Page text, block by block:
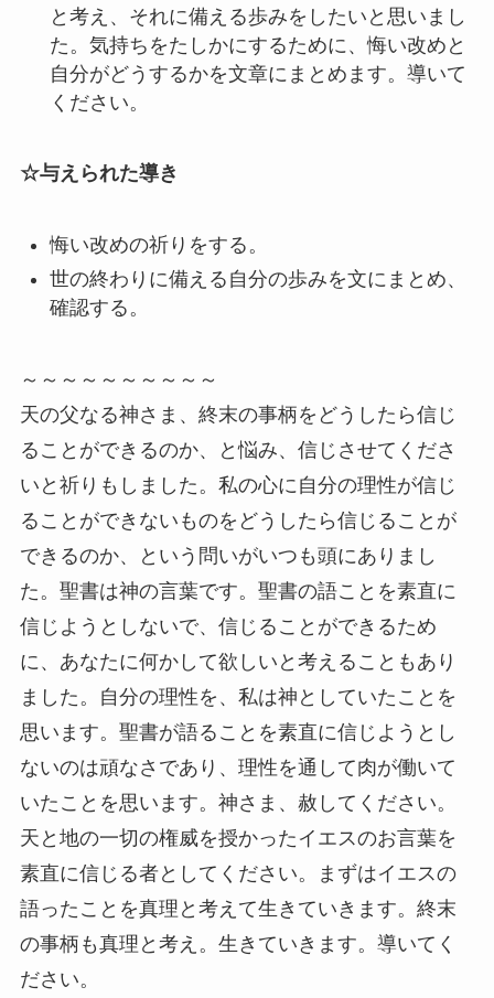
と考え、それに備える歩みをしたいと思いまし
た。気持ちをたしかにするために、悔い改めと
自分がどうするかを文章にまとめます。導いて
ください。
☆与えられた導き
悔い改めの祈りをする。
世の終わりに備える自分の歩みを文にまとめ、
確認する。
～～～～～～～～～～
天の父なる神さま、終末の事柄をどうしたら信じ
ることができるのか、と悩み、信じさせてくださ
いと祈りもしました。私の心に自分の理性が信じ
ることができないものをどうしたら信じることが
できるのか、という問いがいつも頭にありまし
た。聖書は神の言葉です。聖書の語ことを素直に
信じようとしないで、信じることができるため
に、あなたに何かして欲しいと考えることもあり
ました。自分の理性を、私は神としていたことを
思います。聖書が語ることを素直に信じようとし
ないのは頑なさであり、理性を通して肉が働いて
いたことを思います。神さま、赦してください。
天と地の一切の権威を授かったイエスのお言葉を
素直に信じる者としてください。まずはイエスの
語ったことを真理と考えて生きていきます。終末
の事柄も真理と考え。生きていきます。導いてく
ださい。